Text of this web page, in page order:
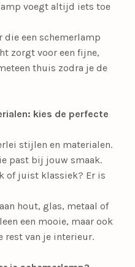
voegt altijd iets toe
die een schemerlamp
zorgt voor een fijne,
thuis zodra je de
kies de perfecte
stijlen en materialen.
past bij jouw smaak.
of juist klassiek? Er is
hout, glas, metaal of
een mooie, maar ook
rest van je interieur.